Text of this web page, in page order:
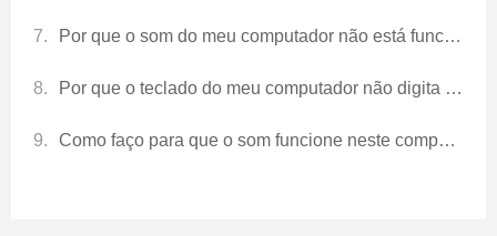
Por que o som do meu computador não está funcionando?
Por que o teclado do meu computador não digita as teclas atribuídas?
Como faço para que o som funcione neste computador?